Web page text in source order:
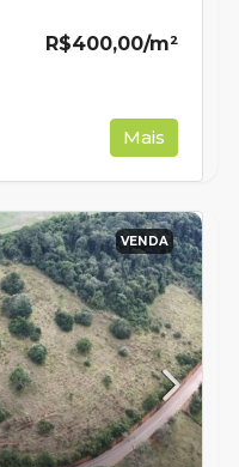
R$400,00/m²
Mais
VENDA